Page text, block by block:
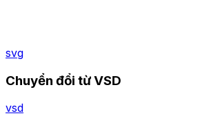
svg
Chuyển đổi từ VSD
vsd